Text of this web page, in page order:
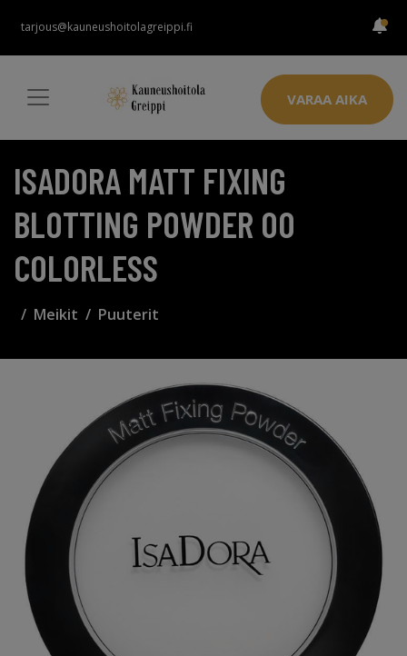
tarjous@kauneushoitolagreippi.fi
VARAA AIKA
ISADORA MATT FIXING
BLOTTING POWDER 00
COLORLESS
Meikit Puuterit